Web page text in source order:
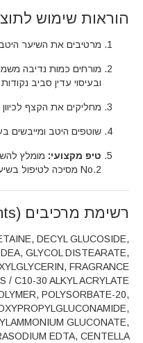
הוראות שימוש
מרטיבים את השיער
ובעיסוי עדין סביב
מחליקים את הקצף
שוטפים היטב ומייבשים
טיפ מקצועי:
No.2 מסיכה לטיפול בשיער עם תוספות שיער.
רשימת מרכיבים (Ingredients):
DECYL GLUCOSIDE,
GLYCOL DISTEARATE,
FRAGRANCE
/ C10-30 ALKYL ACRYLATE
POLYSORBATE-20,
GLUCONATE,
EDTA, CENTELLA